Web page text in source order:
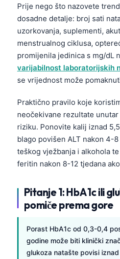
Prije nego što nazovete
dosadne detalje: broj sati
uzorkovanja, suplementi,
menstrualnog ciklusa,
promijenila jedinica s mg/dL
varijabilnost laboratorijskih
se vrijednost može
Praktično pravilo koje
neočekivane rezultate
riziku. Ponovite kalij iznad
blago povišen ALT nakon 4-
teškog vježbanja i alkohola
feritin nakon 8-12 tjedana
Pitanje 1: HbA1c ili
pomiče prema gore
Porast HbA1c od 0,3-0,4
godine može biti klinički
glukoza natašte povisi